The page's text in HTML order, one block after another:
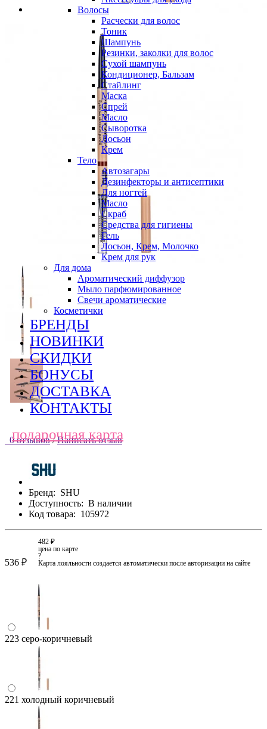
Волосы
Расчески для волос
Тоник
Шампунь
Резинки, заколки для волос
Сухой шампунь
Кондиционер, Бальзам
Стайлинг
Маска
Спрей
Масло
Сыворотка
Лосьон
Крем
Тело
Автозагары
Дезинфекторы и антисептики
Для ногтей
Масло
Скраб
Средства для гигиены
Гель
Лосьон, Крем, Молочко
Крем для рук
Для дома
Ароматический диффузор
Мыло парфюмированное
Свечи ароматические
Косметички
БРЕНДЫ
НОВИНКИ
СКИДКИ
БОНУСЫ
ДОСТАВКА
КОНТАКТЫ
подарочная карта
0 отзывов / Написать отзыв
Бренд: SHU
Доступность: В наличии
Код товара: 105972
536 ₽
482 ₽
цена по карте
?
Карта лояльности создается автоматически после авторизации на сайте
223 серо-коричневый
221 холодный коричневый